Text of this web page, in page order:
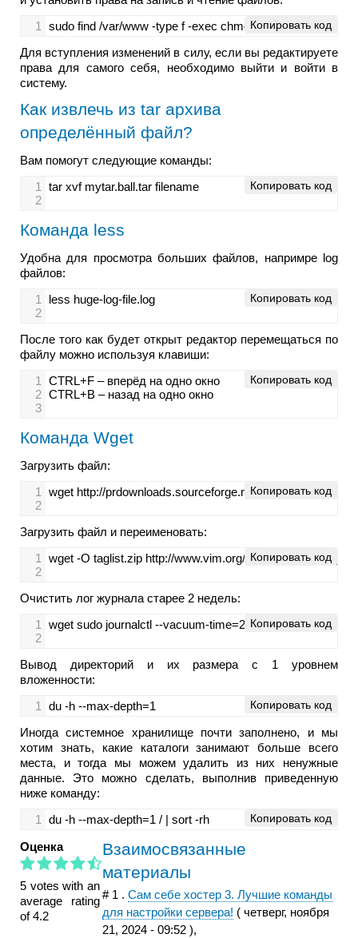
1
sudo find /var/www -type f -exec chmod ug+rw {} \;
Копировать код
Для вступления изменений в силу, если вы редактируете
права для самого себя, необходимо выйти и войти в
систему.
Как извлечь из tar архива
определённый файл?
Вам помогут следующие команды:
1
tar xvf mytar.ball.tar filename
2
Копировать код
Команда less
Удобна для просмотра больших файлов, напримре log
файлов:
1
less huge-log-file.log
2
Копировать код
После того как будет открыт редактор перемещаться по
файлу можно используя клавиши:
1
CTRL+F – вперёд на одно окно
2 CTRL+B – назад на одно окно
3
Копировать код
Команда Wget
Загрузить файл:
1
wget http://prdownloads.sourceforge.net/sourceforge/
2
Копировать код
Загрузить файл и переименовать:
1
wget -O taglist.zip http://www.vim.org/scripts/
2
Копировать код
Очистить лог журнала старее 2 недель:
1
wget sudo journalctl --vacuum-time=2weeks
2
Копировать код
Вывод директорий и их размера с 1 уровнем
вложенности:
1
du -h --max-depth=1 Копировать код
Иногда системное хранилище почти заполнено, и мы
хотим знать, какие каталоги занимают больше всего
места, и тогда мы можем удалить из них ненужные
данные. Это можно сделать, выполнив приведенную
ниже команду:
1
du -h --max-depth=1 / | sort -rh Копировать код
Оценка
5 votes with an
average rating
of 4.2
Взаимосвязанные
материалы
# 1 .Сам себе хостер 3. Лучшие команды
для настройки сервера! ( четверг, ноября
21, 2024 - 09:52 ),